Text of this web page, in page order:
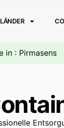
in : Pirmasens